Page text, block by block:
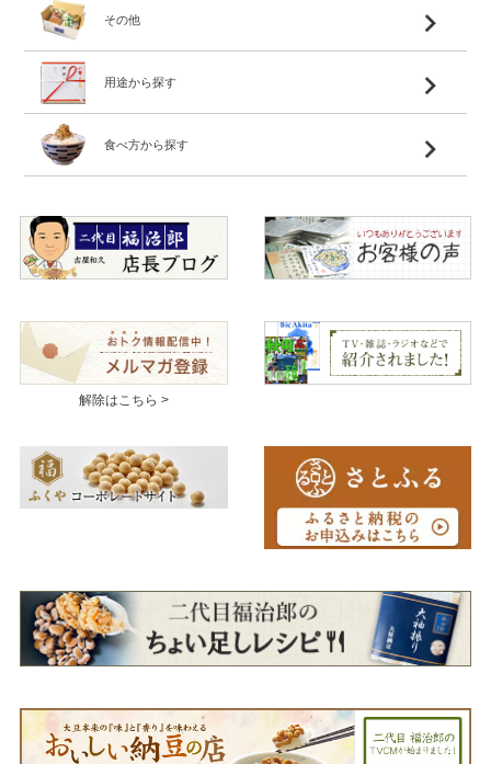
その他
用途から探す
食べ方から探す
解除はこちら >